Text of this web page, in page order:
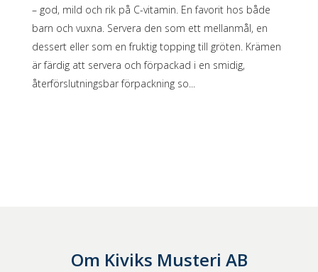
– god, mild och rik på C-vitamin. En favorit hos både
barn och vuxna. Servera den som ett mellanmål, en
dessert eller som en fruktig topping till gröten. Krämen
är färdig att servera och förpackad i en smidig,
återförslutningsbar förpackning so...
Om Kiviks Musteri AB